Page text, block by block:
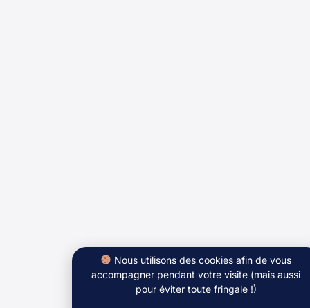
Nous utilisons des cookies afin de vous
accompagner pendant votre visite (mais aussi
pour éviter toute fringale !)